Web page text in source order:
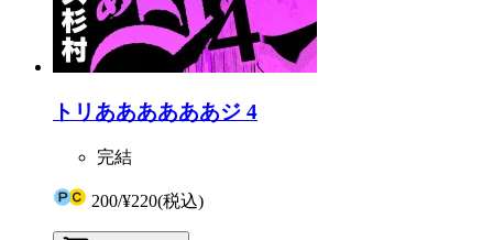
トリああああああジ 4
完結
200/¥220(税込)